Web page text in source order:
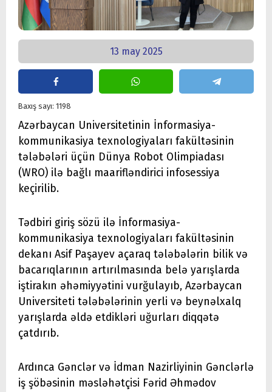
13 may 2025
Baxış sayı: 1198
Azərbaycan Universitetinin İnformasiya-
kommunikasiya texnologiyaları fakültəsinin
tələbələri üçün Dünya Robot Olimpiadası
(WRO) ilə bağlı maarifləndirici infosessiya
keçirilib.
Tədbiri giriş sözü ilə İnformasiya-
kommunikasiya texnologiyaları fakültəsinin
dekanı Asif Paşayev açaraq tələbələrin bilik və
bacarıqlarının artırılmasında belə yarışlarda
iştirakın əhəmiyyətini vurğulayıb, Azərbaycan
Universiteti tələbələrinin yerli və beynəlxalq
yarışlarda əldə etdikləri uğurları diqqətə
çatdırıb.
Ardınca Gənclər və İdman Nazirliyinin Gənclərlə
iş şöbəsinin məsləhətçisi Fərid Əhmədov